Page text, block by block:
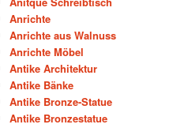
Anrichte
Anrichte aus Walnuss
Anrichte Möbel
Antike Architektur
Antike Bänke
Antike Bronze-Statue
Antike Bronzestatue